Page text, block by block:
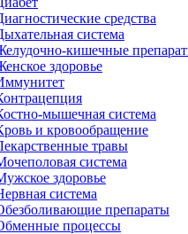
средства
система
кишечные
здоровье
мышечная система
и кровообращение
травы
система
здоровье
система
препараты
процессы